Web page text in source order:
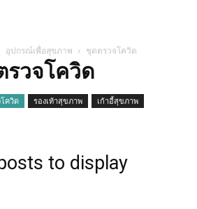
อุปกรณ์เพื่อสุขภาพ ชุดตรวจโควิด
รวจโควิด
ควิด รองเท้าสุขภาพ เก้าอี้สุขภาพ
to display